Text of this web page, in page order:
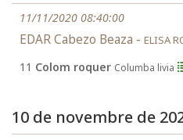
11/11/2020 08:40:00
EDAR Cabezo Beaza - ELISA
11 Colom roquer Columba livia
10 de novembre de